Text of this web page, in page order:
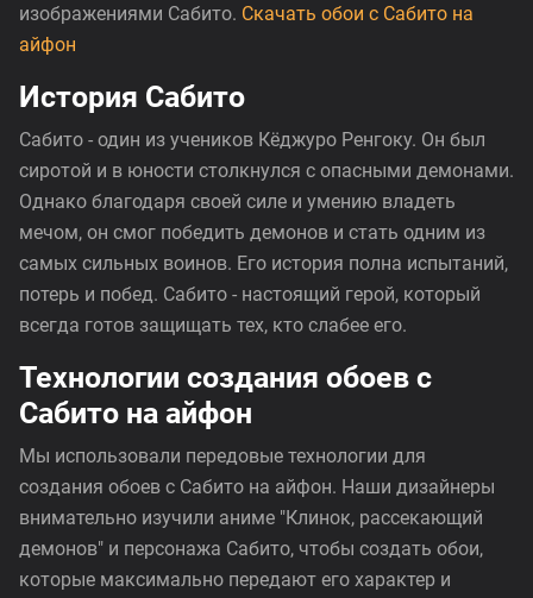
изображениями Сабито. Скачать обои с Сабито на
айфон
История Сабито
Сабито - один из учеников Кёджуро Ренгоку. Он был
сиротой и в юности столкнулся с опасными демонами.
Однако благодаря своей силе и умению владеть
мечом, он смог победить демонов и стать одним из
самых сильных воинов. Его история полна испытаний,
потерь и побед. Сабито - настоящий герой, который
всегда готов защищать тех, кто слабее его.
Технологии создания обоев с
Сабито на айфон
Мы использовали передовые технологии для
создания обоев с Сабито на айфон. Наши дизайнеры
внимательно изучили аниме "Клинок, рассекающий
демонов" и персонажа Сабито, чтобы создать обои,
которые максимально передают его характер и